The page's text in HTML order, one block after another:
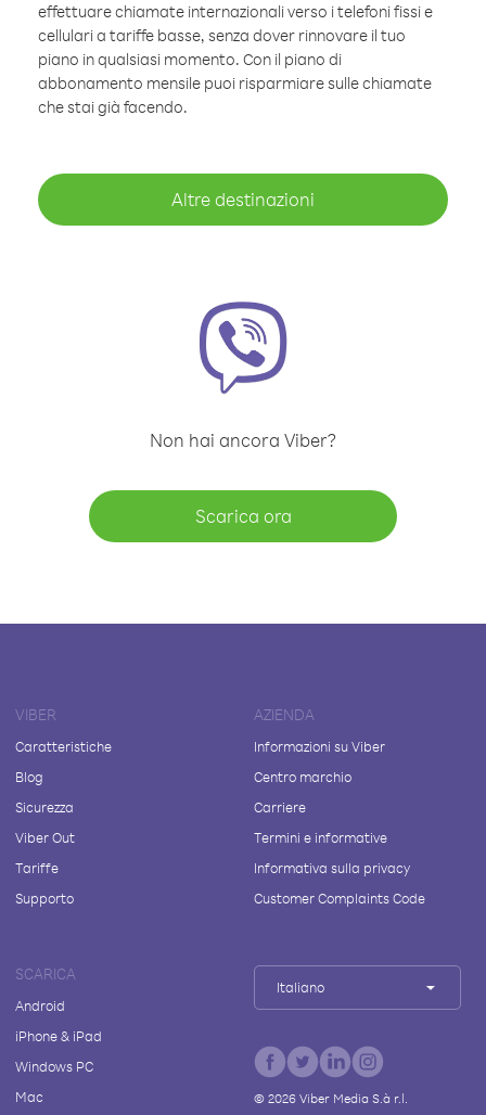
effettuare chiamate internazionali verso i telefoni fissi e
cellulari a tariffe basse, senza dover rinnovare il tuo
piano in qualsiasi momento. Con il piano di
abbonamento mensile puoi risparmiare sulle chiamate
che stai già facendo.
Altre destinazioni
Non hai ancora Viber?
Scarica ora
VIBER
Caratteristiche
Blog
Sicurezza
Viber Out
Tariffe
Supporto
AZIENDA
Informazioni su Viber
Centro marchio
Carriere
Termini e informative
Informativa sulla privacy
Customer Complaints Code
SCARICA
Android
iPhone & iPad
Windows PC
Mac
Italiano
© 2026Viber Media S.à r.l.